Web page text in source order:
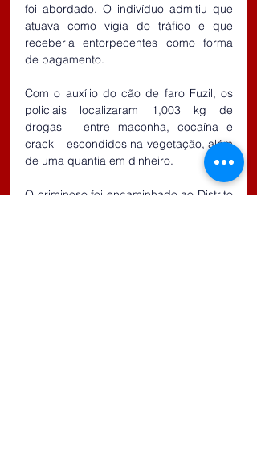
foi abordado. O indivíduo admitiu que
atuava como vigia do tráfico e que
receberia entorpecentes como forma
de pagamento.
Com o auxílio do cão de faro Fuzil, os
policiais localizaram 1,003 kg de
drogas – entre maconha, cocaína e
crack – escondidos na vegetação, além
de uma quantia em dinheiro.
O criminoso foi encaminhado ao Distrito